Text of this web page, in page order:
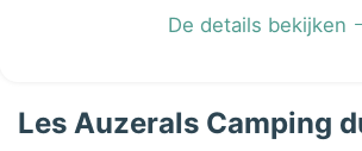
De details bekijken
Les Auzerals Camping